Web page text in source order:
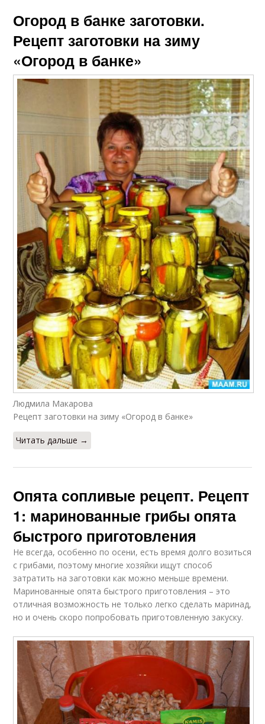
Огород в банке заготовки.
Рецепт заготовки на зиму
«Огород в банке»
Людмила Макарова
Рецепт заготовки на зиму «Огород в банке»
Читать дальше →
Опята сопливые рецепт. Рецепт
1: маринованные грибы опята
быстрого приготовления
Не всегда, особенно по осени, есть время долго возиться
с грибами, поэтому многие хозяйки ищут способ
затратить на заготовки как можно меньше времени.
Маринованные опята быстрого приготовления – это
отличная возможность не только легко сделать маринад,
но и очень скоро попробовать приготовленную закуску.